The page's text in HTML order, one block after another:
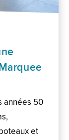
années 50
et